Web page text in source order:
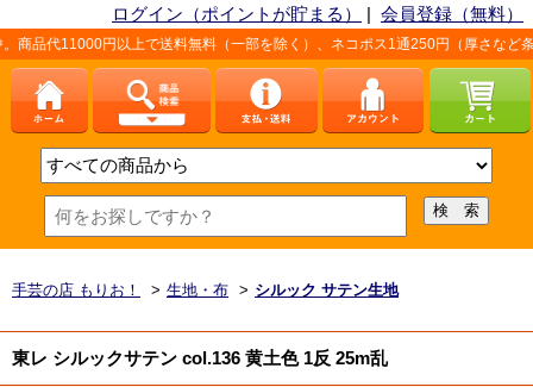
ログイン（ポイントが貯まる） | 会員登録（無料）
以上で送料無料（一部を除く）、ネコポス1通250円（厚さなど条件あり）。詳
手芸の店 もりお！ > 生地・布 > シルック サテン生地
東レ シルックサテン col.136 黄土色 1反 25m乱